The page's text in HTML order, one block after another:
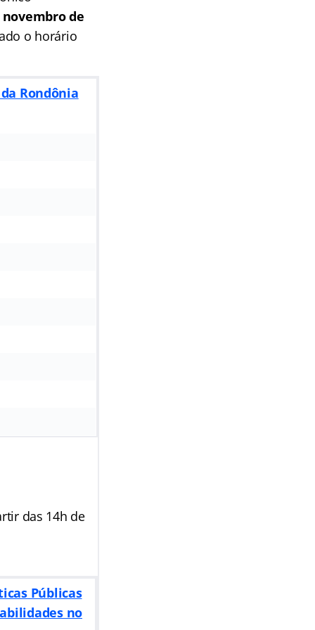
de
o horário
Rondônia
das 14h de
Públicas
no